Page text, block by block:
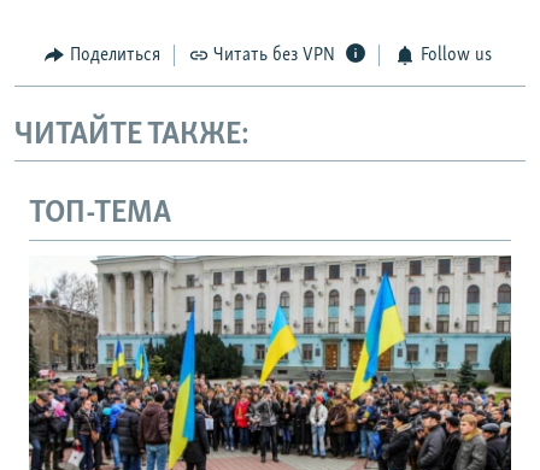
Поделиться Читать без VPN Follow us
ЧИТАЙТЕ ТАКЖЕ:
ТОП-ТЕМА